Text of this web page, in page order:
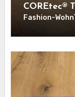
COREtec®
Fashion-